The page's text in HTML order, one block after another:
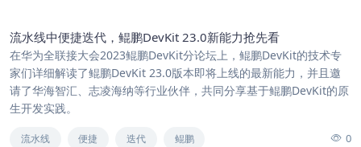
流水线中便捷迭代，鲲鹏DevKit 23.0新能力抢先看
在华为全联接大会2023鲲鹏DevKit分论坛上，鲲鹏DevKit的技术专
家们详细解读了鲲鹏DevKit 23.0版本即将上线的最新能力，并且邀
请了华海智汇、志凌海纳等行业伙伴，共同分享基于鲲鹏DevKit的原
生开发实践。
流水线 便捷 迭代 鲲鹏 0